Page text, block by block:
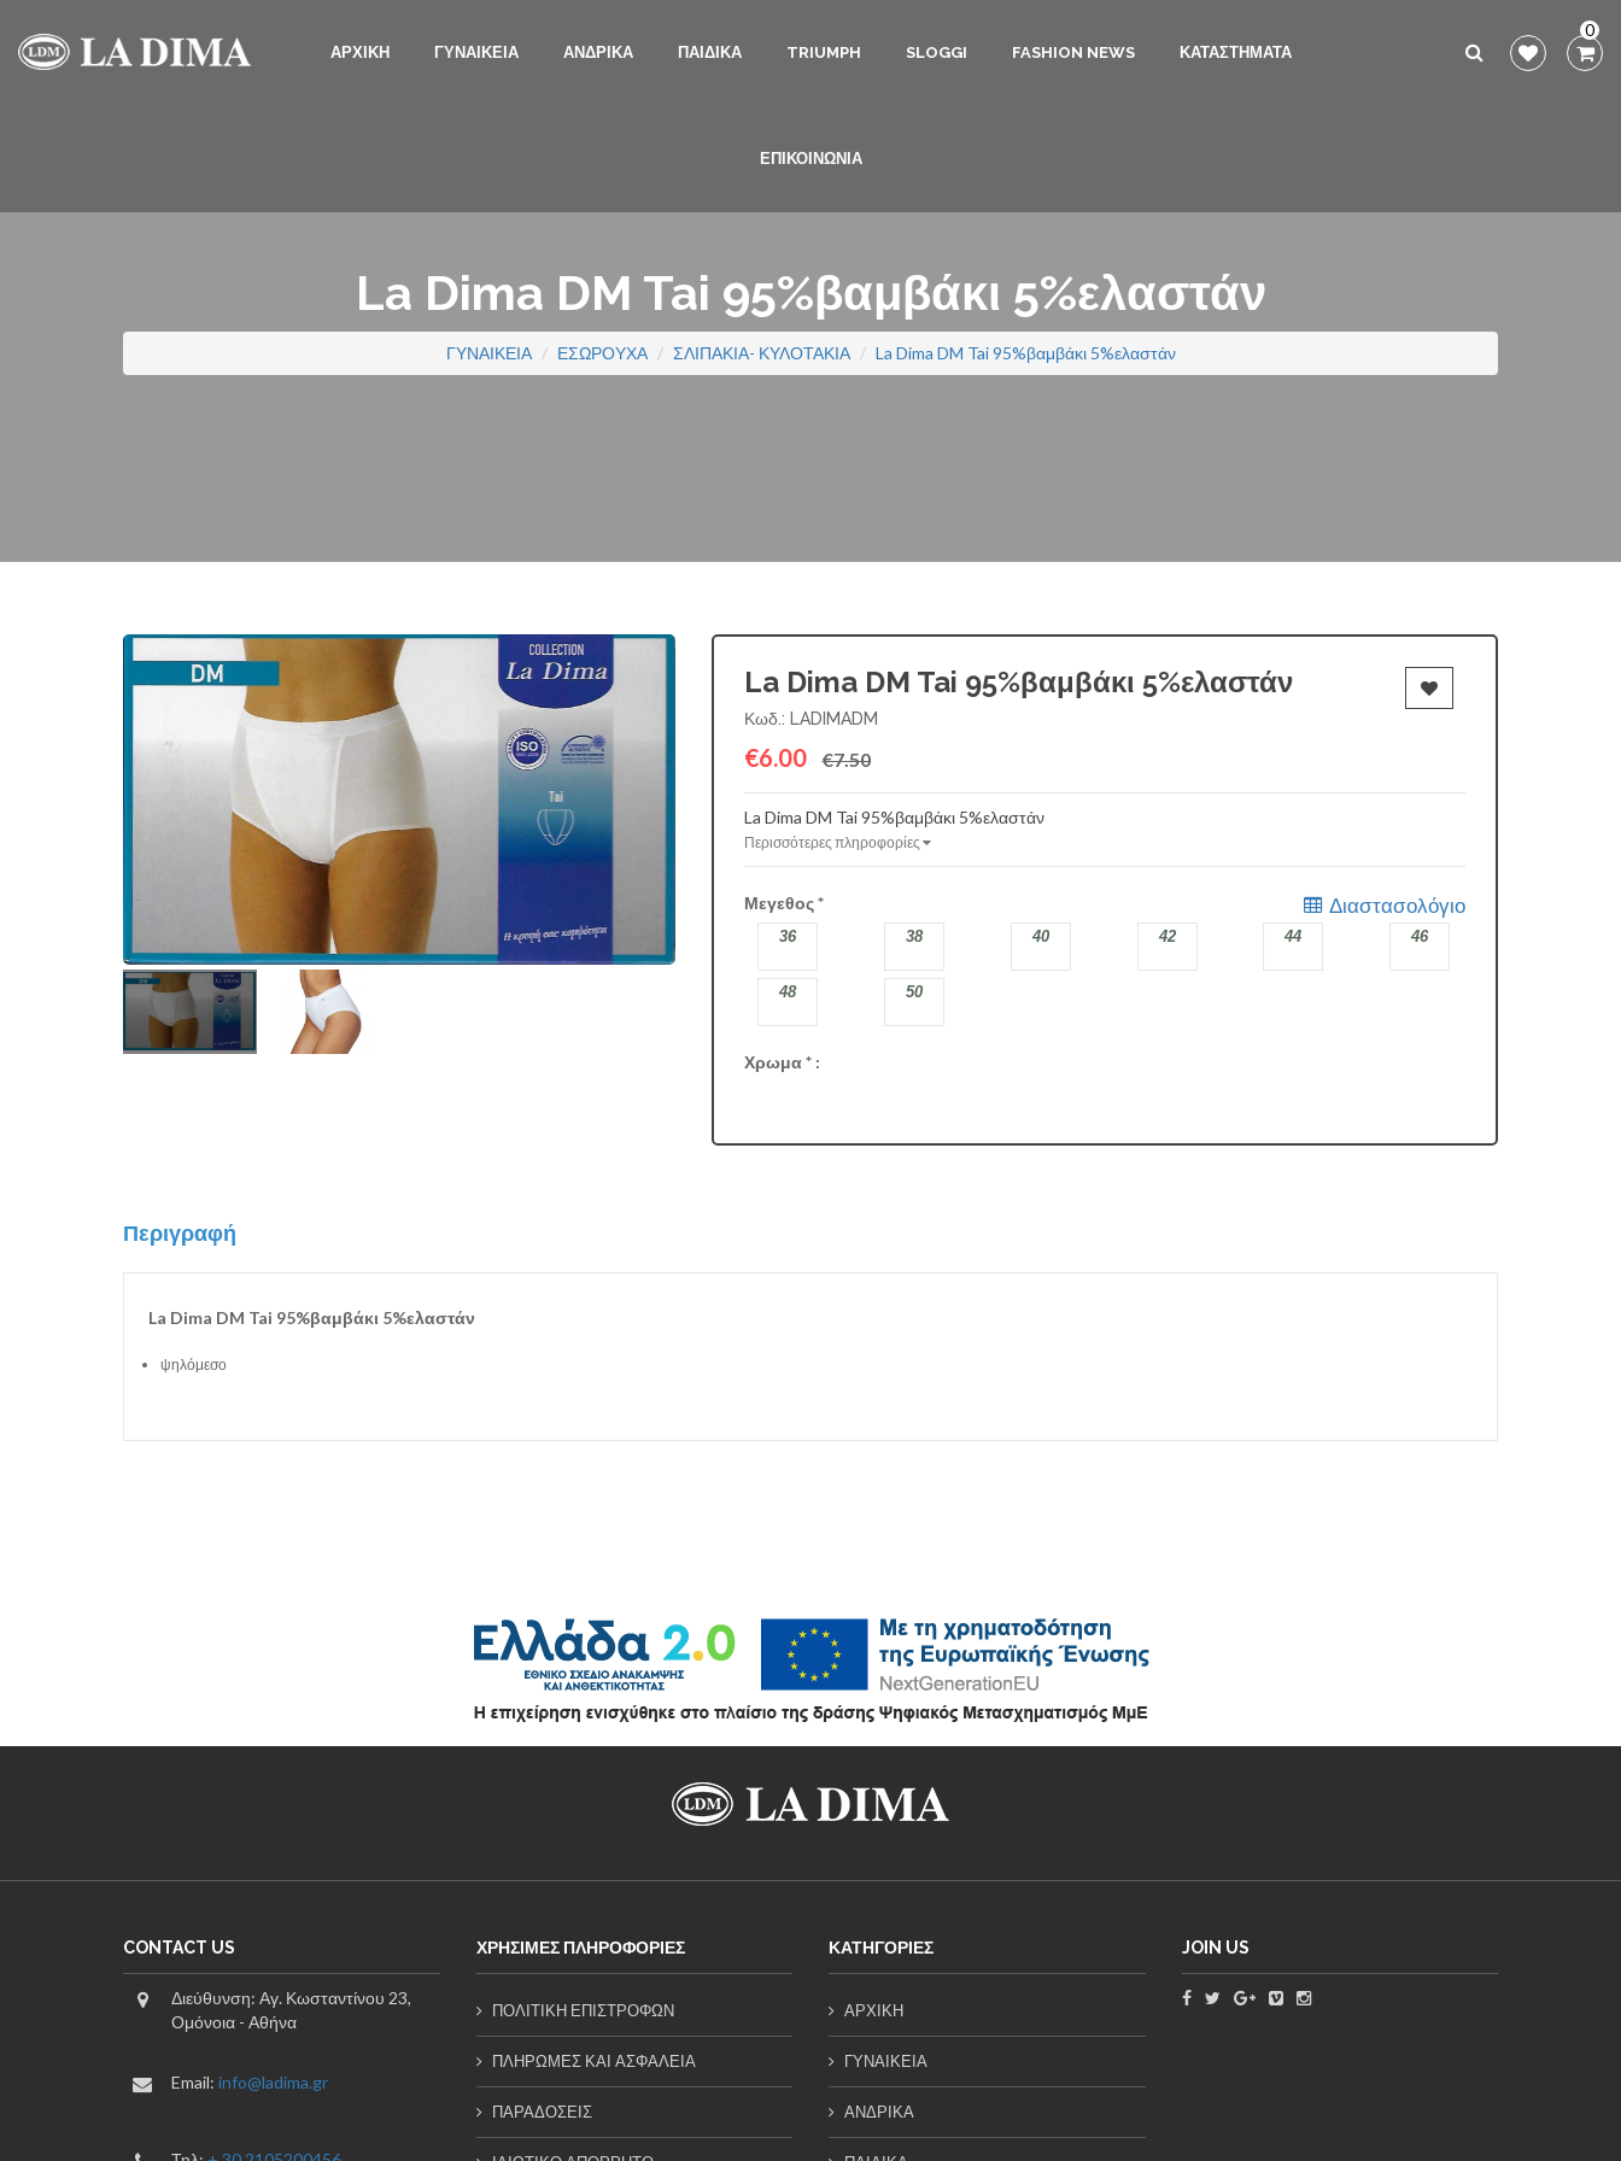
ΑΡΧΙΚΗ ΓΥΝΑΙΚΕΙΑ ΑΝΔΡΙΚΑ ΠΑΙΔΙΚΑ TRIUMPH SLOGGI FASHION NEWS ΚΑΤΑΣΤΗΜΑΤΑ
ΕΠΙΚΟΙΝΩΝΙΑ
0
La Dima DM Tai 95%βαμβάκι 5%ελαστάν
ΓΥΝΑΙΚΕΙΑ ΕΣΩΡΟΥΧΑ ΣΛΙΠΑΚΙΑ- ΚΥΛΟΤΑΚΙΑ La Dima DM Tai 95%βαμβάκι 5%ελαστάν
La Dima DM Tai 95%βαμβάκι 5%ελαστάν
Κωδ.: LADIMADM
€6.00 €7.50
La Dima DM Tai 95%βαμβάκι 5%ελαστάν
Περισσότερες πληροφορίες
Διαστασολόγιο
Μεγεθος*
36 38 40 42 44 46
48 50
Χρωμα*:
Περιγραφή
La Dima DM Tai 95%βαμβάκι 5%ελαστάν
ψηλόμεσο
CONTACT US
Διεύθυνση: Αγ. Κωσταντίνου 23,
Ομόνοια - Αθήνα
Email: info@ladima.gr
ΧΡΗΣΙΜΕΣ ΠΛΗΡΟΦΟΡΙΕΣ
ΠΟΛΙΤΙΚΗ ΕΠΙΣΤΡΟΦΩΝ
ΠΛΗΡΩΜΕΣ ΚΑΙ ΑΣΦΑΛΕΙΑ
ΠΑΡΑΔΟΣΕΙΣ
ΚΑΤΗΓΟΡΙΕΣ
ΑΡΧΙΚΗ
ΓΥΝΑΙΚΕΙΑ
ΑΝΔΡΙΚΑ
JOIN US